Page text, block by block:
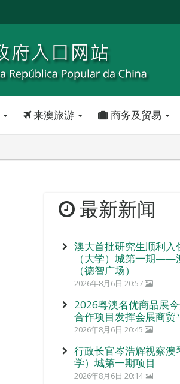
来澳旅游 商务及贸易
最新新闻
澳大首批研究生顺利入
（大学）城第一期——
（德智广场）
2026年8月6日 20:57
2026粤澳名优商品展
合作项目发挥会展商贸
2026年8月6日 20:45
行政长官岑浩辉视察澳
学）城第一期项目
2026年8月6日 20:14